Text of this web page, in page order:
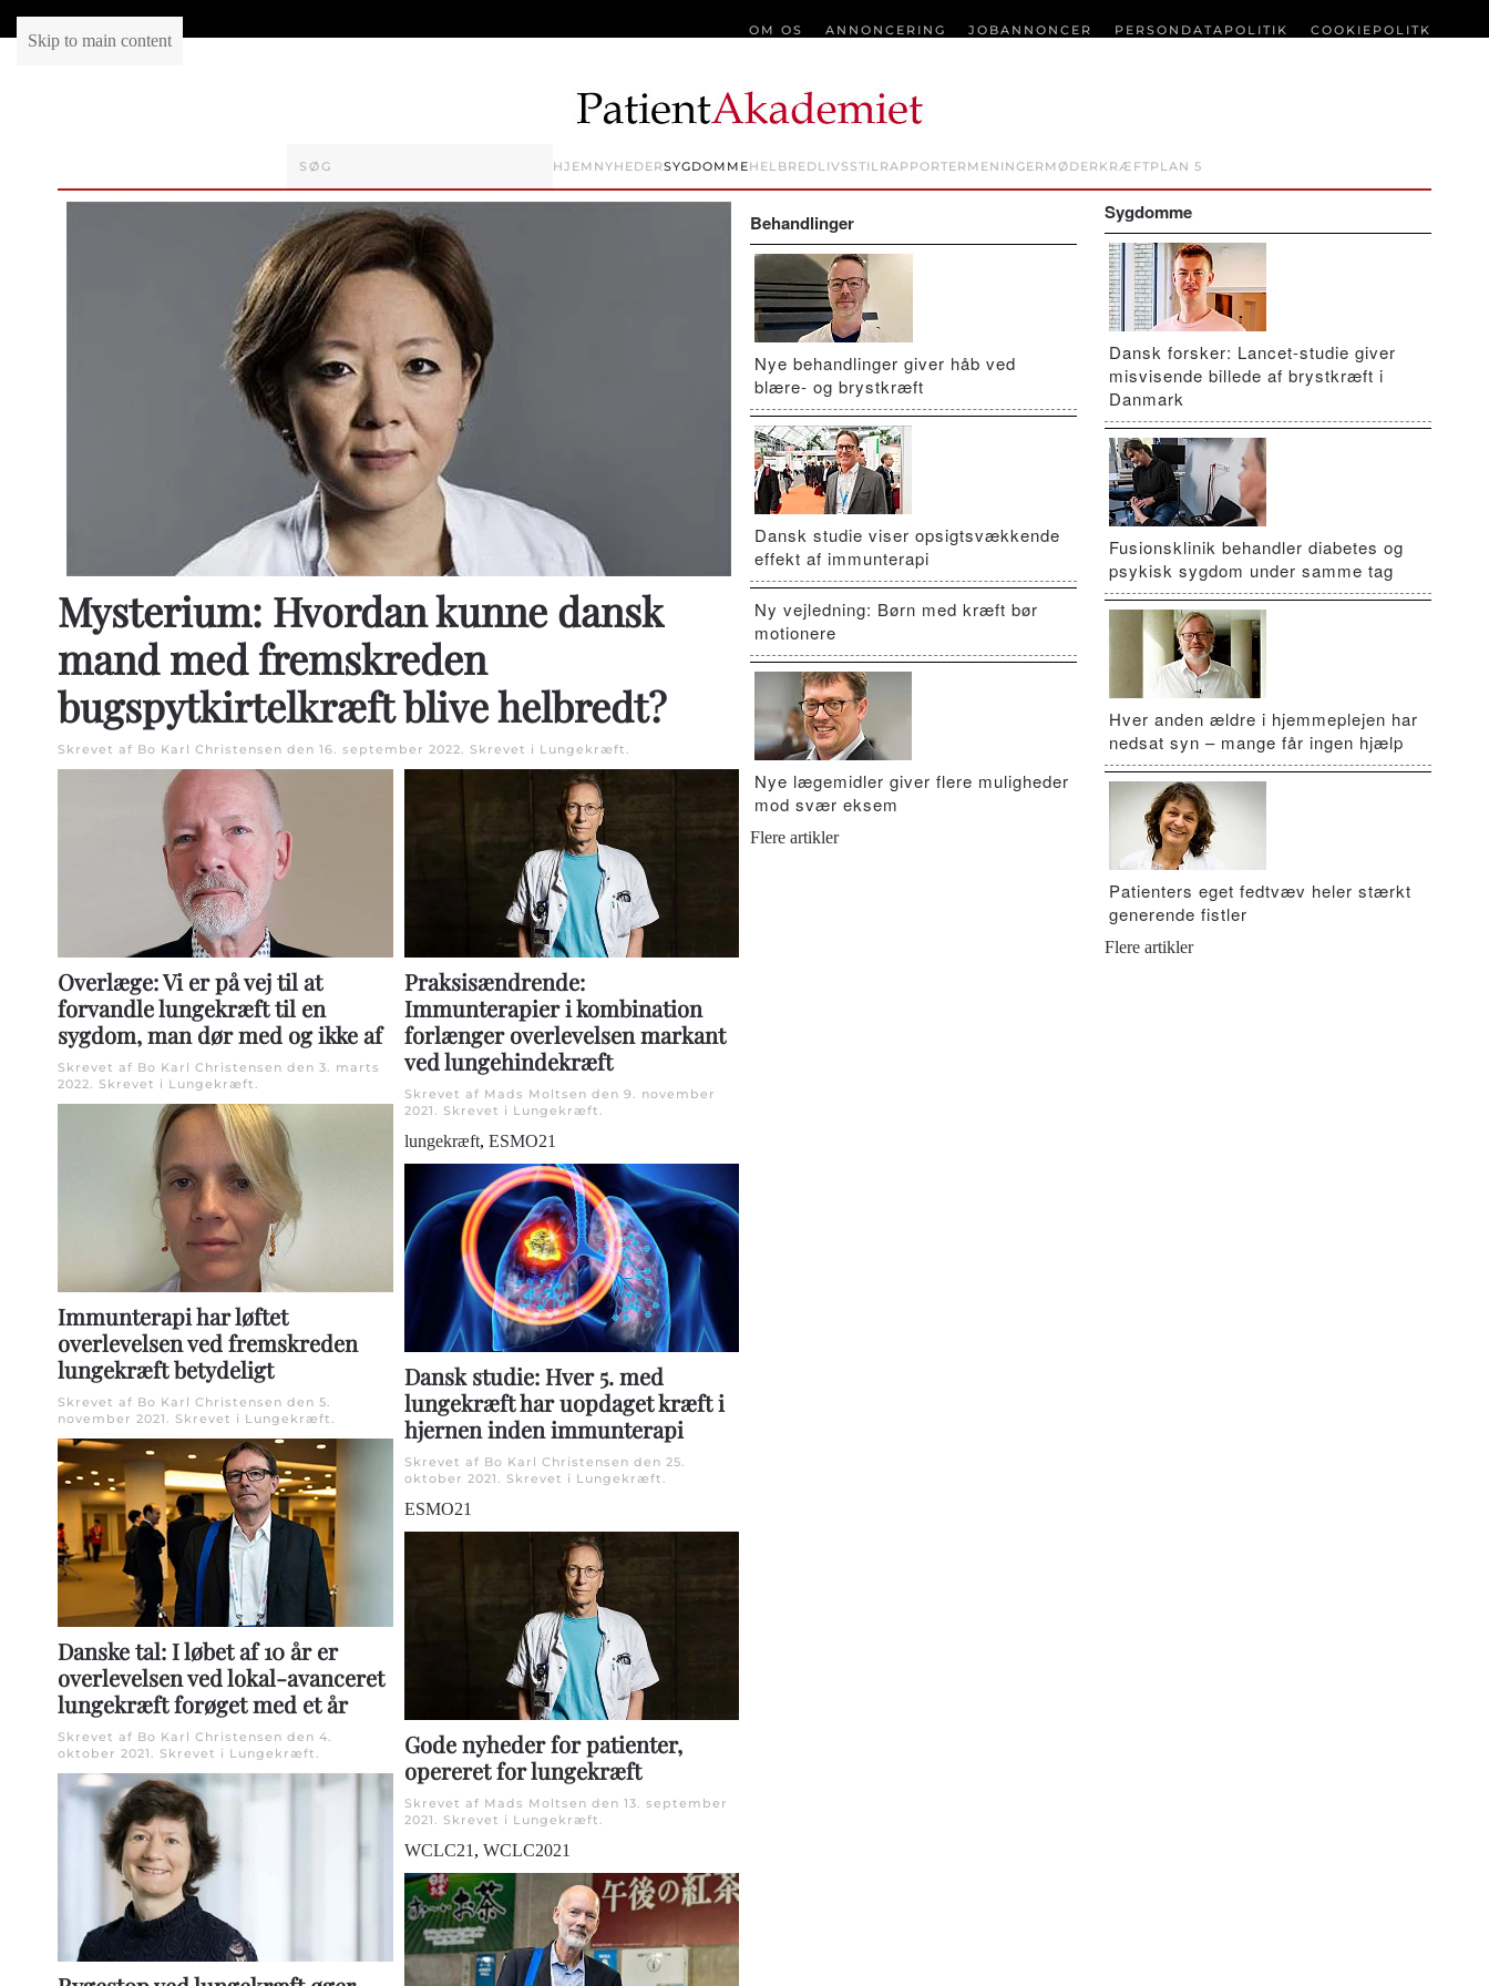
Skip to main content
OM OS ANNONCERING JOBANNONCER PERSONDATAPOLITIK COOKIEPOLITK
HJEM NYHEDERSYGDOMMEHELBREDLIVSSTILRAPPORTER MENINGER MØDER KRÆFTPLAN 5
Mysterium: Hvordan kunne dansk
mand med fremskreden
bugspytkirtelkræft blive helbredt?
Skrevet af Bo Karl Christensen den 16. september 2022. Skrevet i Lungekræft.
Overlæge: Vi er på vej til at
forvandle lungekræft til en
sygdom, man dør med og ikke af
Skrevet af Bo Karl Christensen den 3. marts
2022. Skrevet i Lungekræft.
Praksisændrende:
Immunterapier i kombination
forlænger overlevelsen markant
ved lungehindekræft
Skrevet af Mads Moltsen den 9. november
2021. Skrevet i Lungekræft.
lungekræft, ESMO21
Immunterapi har løftet
overlevelsen ved fremskreden
lungekræft betydeligt
Skrevet af Bo Karl Christensen den 5.
november 2021
. Skrevet i Lungekræft
Dansk studie: Hver 5. med
lungekræft har uopdaget kræft i
hjernen inden immunterapi
Skrevet af Bo Karl Christensen den 25.
oktober 2021. Skrevet i Lungekræft.
ESMO21
Danske tal: I løbet af 10 år er
overlevelsen ved lokal-avanceret
lungekræft forøget med et år
Skrevet af Bo Karl Christensen den 4.
oktober 2021. Skrevet i Lungekræft.
Gode nyheder for patienter,
opereret for lungekræft
Skrevet af Mads Moltsen den 13. september
2021. Skrevet i Lungekræft.
WCLC21 , WCLC2021
Behandlinger
Nye behandlinger giver håb ved
blære- og brystkræft
Dansk studie viser opsigtsvækkende
effekt af immunterapi
Ny vejledning: Børn med kræft bør
motionere
Nye lægemidler giver flere muligheder
mod svær eksem
Flere artikler
Sygdomme
Dansk forsker: Lancet-studie giver
misvisende billede af brystkræft i
Danmark
Fusionsklinik behandler diabetes og
psykisk sygdom under samme tag
Hver anden ældre i hjemmeplejen har
nedsat syn – mange får ingen hjælp
Patienters eget fedtvæv heler stærkt
generende fistler
Flere artikler